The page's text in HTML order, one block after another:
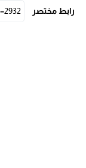
رابط مختصر